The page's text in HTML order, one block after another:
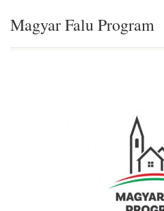
Magyar Falu Program